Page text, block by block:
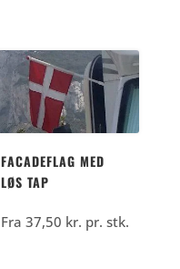
FACADEFLAG MED
LØS TAP
Fra37,50 kr. pr. stk.